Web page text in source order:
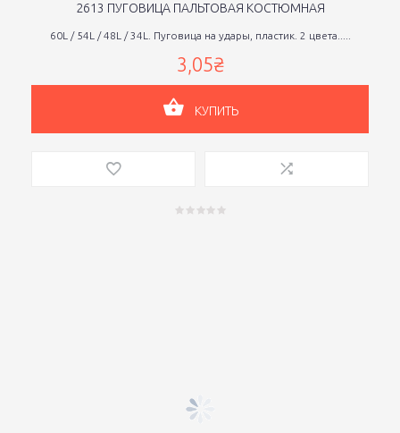
2613 ПУГОВИЦА ПАЛЬТОВАЯ КОСТЮМНАЯ
60L / 54L / 48L / 34L. Пуговица на удары, пластик. 2 цвета.....
3,05₴
КУПИТЬ